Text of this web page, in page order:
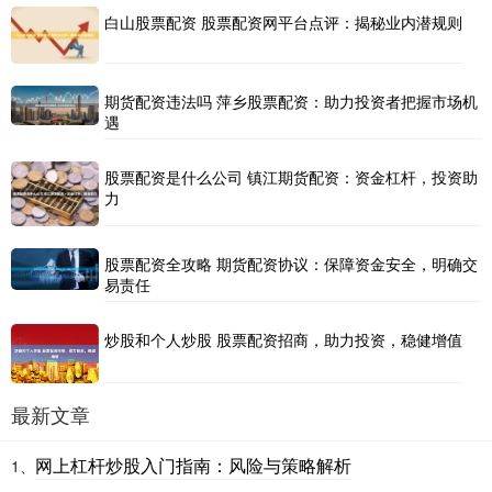
白山股票配资 股票配资网平台点评：揭秘业内潜规则
期货配资违法吗 萍乡股票配资：助力投资者把握市场机
遇
股票配资是什么公司 镇江期货配资：资金杠杆，投资助
力
股票配资全攻略 期货配资协议：保障资金安全，明确交
易责任
炒股和个人炒股 股票配资招商，助力投资，稳健增值
最新文章
1、 网上杠杆炒股入门指南：风险与策略解析